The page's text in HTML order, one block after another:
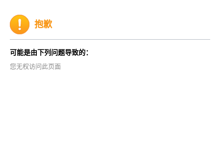
抱歉
可能是由下列问题导致的：
您无权访问此页面